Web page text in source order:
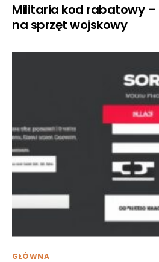
Militaria kod rabatowy
na sprzęt wojskowy
GŁÓWNA